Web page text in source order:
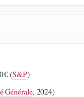
€ (S&P)
Générale, 2024)